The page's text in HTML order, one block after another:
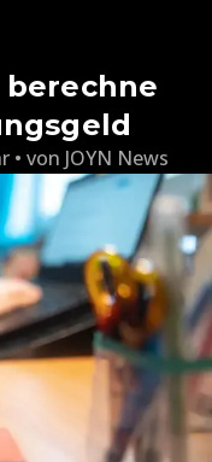
berechne
von JOYN News